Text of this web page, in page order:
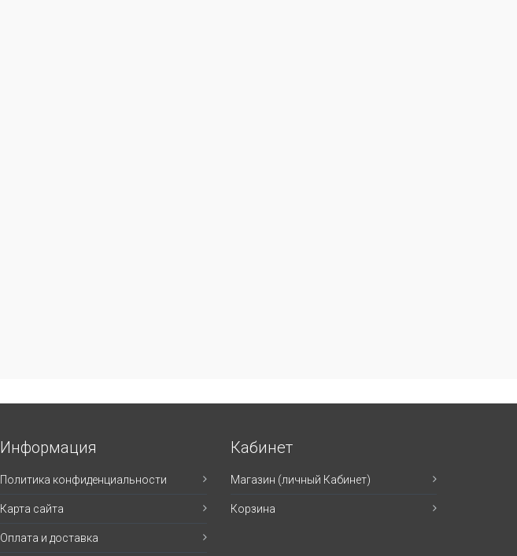
Информация
Политика конфиденциальности
Карта сайта
Оплата и доставка
Кабинет
Магазин (личный Кабинет)
Корзина